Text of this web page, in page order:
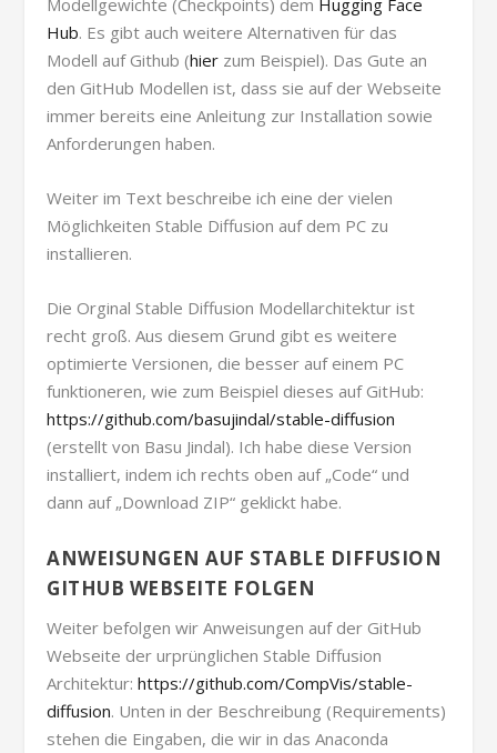
Hub. Es gibt auch weitere Alternativen für das
Modell auf Github (hier zum Beispiel). Das Gute an
den GitHub Modellen ist, dass sie auf der Webseite
immer bereits eine Anleitung zur Installation sowie
Anforderungen haben.
Weiter im Text beschreibe ich eine der vielen
Möglichkeiten Stable Diffusion auf dem PC zu
installieren.
Die Orginal Stable Diffusion Modellarchitektur ist
recht groß. Aus diesem Grund gibt es weitere
optimierte Versionen, die besser auf einem PC
funktioneren, wie zum Beispiel dieses auf GitHub:
https://github.com/basujindal/stable-diffusion
(erstellt von Basu Jindal). Ich habe diese Version
installiert, indem ich rechts oben auf „Code“ und
dann auf „Download ZIP“ geklickt habe.
ANWEISUNGEN AUF STABLE DIFFUSION
GITHUB WEBSEITE FOLGEN
Weiter befolgen wir Anweisungen auf der GitHub
Webseite der urprünglichen Stable Diffusion
Architektur:https://github.com/CompVis/stable-
diffusion. Unten in der Beschreibung (Requirements)
stehen die Eingaben, die wir in das Anaconda